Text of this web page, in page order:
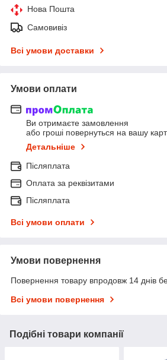
Нова Пошта
Самовивіз
Всі умови доставки
Умови оплати
Ви отримаєте замовлення
або гроші повернуться на вашу
Детальніше
Післяплата
Оплата за реквізитами
Післяплата
Всі умови оплати
Умови повернення
Повернення товару впродовж 14 днів
Всі умови повернення
Подібні товари компанії